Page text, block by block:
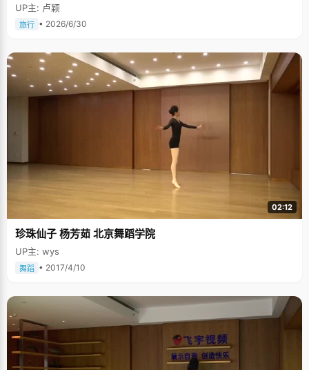
UP主: 卢颖
旅行 • 2026/6/30
02:12
珍珠仙子 杨芳茹 北京舞蹈学院
UP主: wys
舞蹈 • 2017/4/10